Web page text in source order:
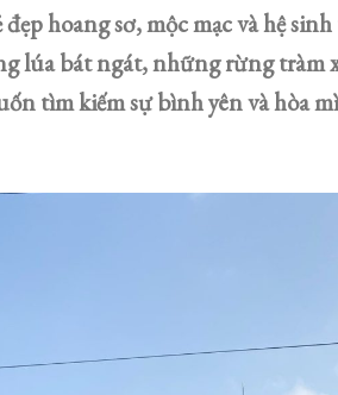
hoang sơ, mộc mạc và hệ
lúa bát ngát, những rừng tràm
tìm kiếm sự bình yên và hòa